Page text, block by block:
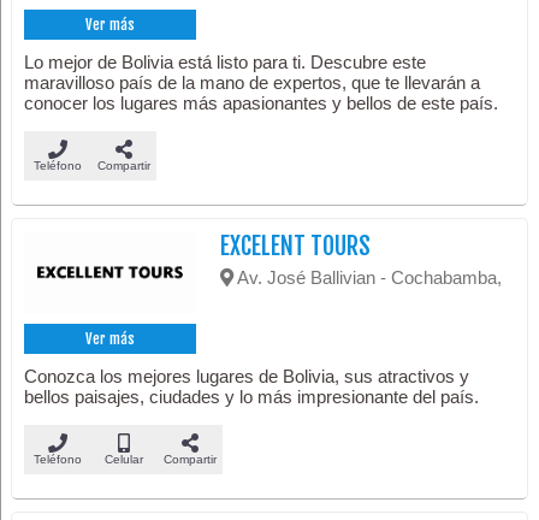
Ver más
Lo mejor de Bolivia está listo para ti. Descubre este
maravilloso país de la mano de expertos, que te llevarán a
conocer los lugares más apasionantes y bellos de este país.
Teléfono Compartir
Ver más
EXCELENT TOURS
Av. José Ballivian - Cochabamba,
Conozca los mejores lugares de Bolivia, sus atractivos y
bellos paisajes, ciudades y lo más impresionante del país.
Teléfono Celular Compartir